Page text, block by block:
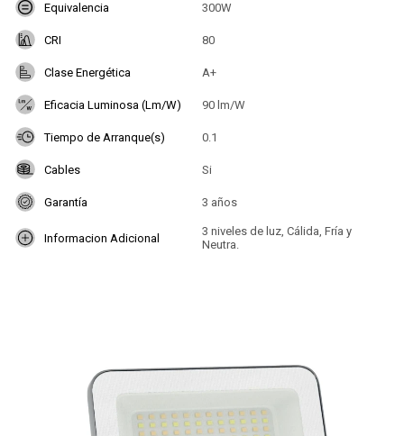
Equivalencia 300W
CRI 80
Clase Energética A+
Eficacia Luminosa (Lm/W) 90 lm/W
Tiempo de Arranque(s) 0.1
Cables Si
Garantía 3 años
Informacion Adicional
3 niveles de luz, Cálida, Fría y
Neutra.